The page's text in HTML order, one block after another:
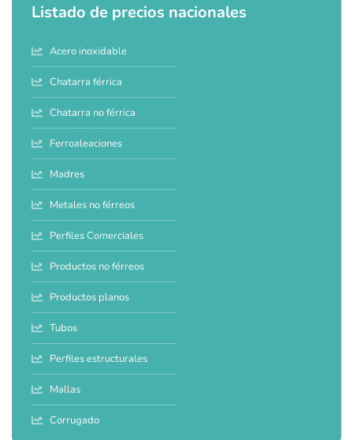
Listado de precios nacionales
Acero inoxidable
Chatarra férrica
Chatarra no férrica
Ferroaleaciones
Madres
Metales no férreos
Perfiles Comerciales
Productos no férreos
Productos planos
Tubos
Perfiles estructurales
Mallas
Corrugado